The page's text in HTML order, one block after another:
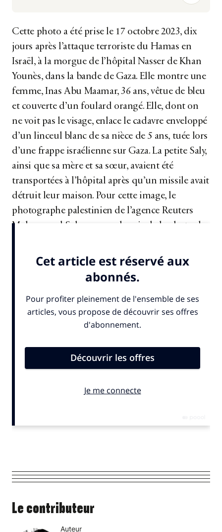
Cette photo a été prise le 17 octobre 2023, dix
jours après l’attaque terroriste du Hamas en
Israël, à la morgue de l’hôpital Nasser de Khan
Younès, dans la bande de Gaza. Elle montre une
femme, Inas Abu Maamar, 36 ans, vêtue de bleu
et couverte d’un foulard orangé. Elle, dont on
ne voit pas le visage, enlace le cadavre enveloppé
d’un linceul blanc de sa nièce de 5 ans, tuée lors
d’une frappe israélienne sur Gaza. La petite Saly,
ainsi que sa mère et sa sœur, avaient été
transportées à l’hôpital après qu’un missile avait
détruit leur maison. Pour cette image, le
photographe palestinien de l’agence Reuters
Mohammed Salem a reçu le prix de la photo de
Le contributeur
Auteur